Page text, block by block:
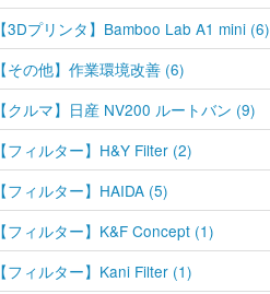
【3Dプリンタ】Bamboo Lab A1 mini (6)
【その他】作業環境改善 (6)
【クルマ】日産 NV200 ルートバン (9)
【フィルター】H&Y Filter (2)
【フィルター】HAIDA (5)
【フィルター】K&F Concept (1)
【フィルター】Kani Filter (1)